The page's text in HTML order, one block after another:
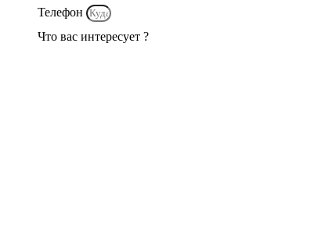
Телефон
Что вас интересует ?